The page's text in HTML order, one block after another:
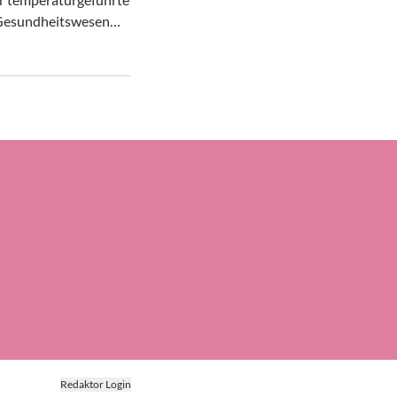
Redaktor Login